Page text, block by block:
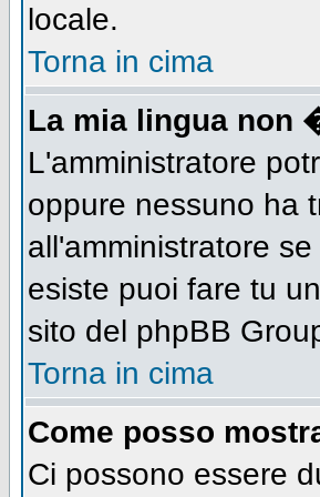
locale.
Torna in cima
La mia lingua non
L'amministratore
oppure nessuno ha
all'amministratore
esiste puoi fare tu
sito del phpBB
Torna in cima
Come posso
Ci possono essere